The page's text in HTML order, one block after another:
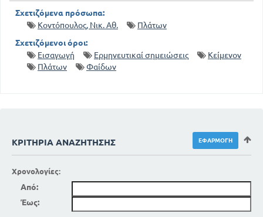
Σχετιζόμενα πρόσωπα:
Κοντόπουλος, Νικ. Αθ.
Πλάτων
Σχετιζόμενοι όροι:
Εισαγωγή
Ερμηνευτικαί σημειώσεις
Κείμενον
Πλάτων
Φαίδων
ΚΡΙΤΉΡΙΑ ΑΝΑΖΉΤΗΣΗΣ
Χρονολογίες:
Από:
Έως: